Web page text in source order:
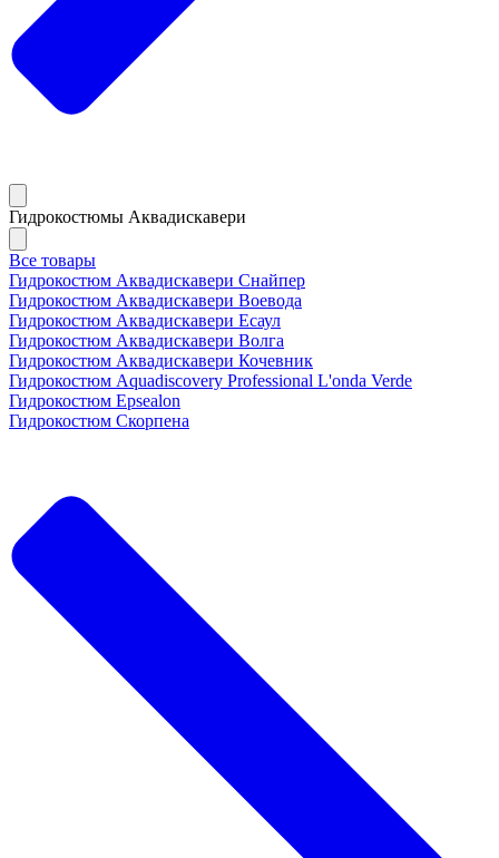
Гидрокостюмы Аквадискавери
Все товары
Гидрокостюм Аквадискавери Снайпер
Гидрокостюм Аквадискавери Воевода
Гидрокостюм Аквадискавери Есаул
Гидрокостюм Аквадискавери Волга
Гидрокостюм Аквадискавери Кочевник
Гидрокостюм Aquadiscovery Professional L'onda Verde
Гидрокостюм Epsealon
Гидрокостюм Скорпена